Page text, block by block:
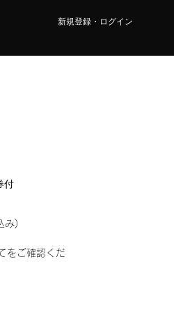
新規登録・ログイン
付
み)
をご確認くだ